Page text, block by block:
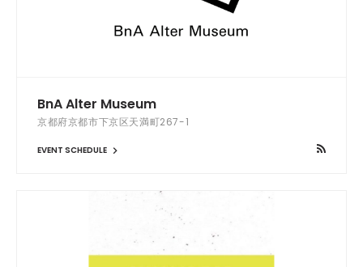
BnA Alter Museum
京都府京都市下京区天満町267-1
EVENT SCHEDULE